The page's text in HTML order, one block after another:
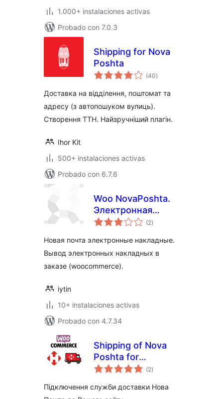
1.000+ instalaciones activas
Probado con 7.0.3
Shipping for Nova
Poshta
(40total
de
)
Доставка на відділення, поштомат та
адресу (з автопошуком вулиць).
Створення ТТН. Найзручніший плагін.
Ihor Kit
500+ instalaciones activas
Probado con 6.7.6
Woo NovaPoshta.
Электронная
накладная
(2total
de
)
Новая почта электронные накладные.
Вывод электронных накладных в
заказе (woocommerce).
iytin
10+ instalaciones activas
Probado con 4.7.34
Shipping of Nova
Poshta for
WooCommerce
(2total
de
)
Підключення служби доставки Нова